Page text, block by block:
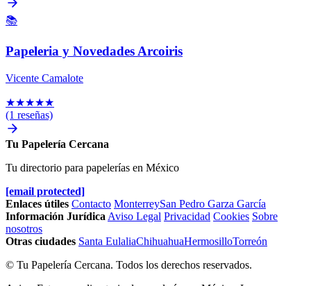
📚
Papeleria y Novedades Arcoiris
Vicente Camalote
★★★★★
(1 reseñas)
Tu Papelería Cercana
Tu directorio para papelerías en México
[email protected]
Enlaces útiles Contacto MonterreySan Pedro Garza García
Información Jurídica Aviso Legal Privacidad Cookies Sobre
nosotros
Otras ciudades Santa EulaliaChihuahuaHermosilloTorreón
© Tu Papelería Cercana. Todos los derechos reservados.